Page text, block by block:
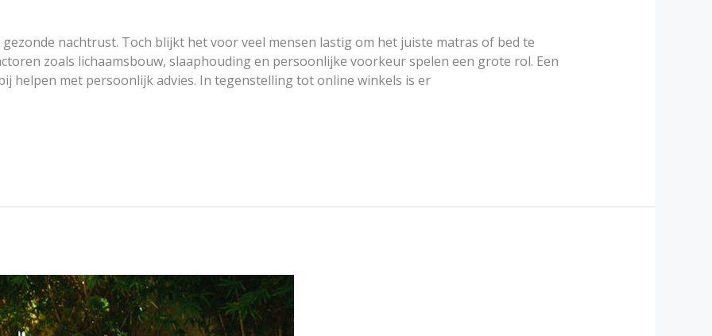
nachtrust. Toch blijkt het voor veel mensen lastig om het juiste matras of bed te
zoals lichaamsbouw, slaaphouding en persoonlijke voorkeur spelen een grote rol. Een
helpen met persoonlijk advies. In tegenstelling tot online winkels is er